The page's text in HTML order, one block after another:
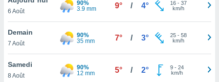
et
»,
au
vous
qu'ils
6 Août
90%
3.9 mm
9° / 4° 16- 37
km/h
Demain
7 Août
90%
35 mm
7° / 3° 25- 58
km/h
Samedi
8 Août
90%
12 mm
5° / 2° 9- 24
km/h